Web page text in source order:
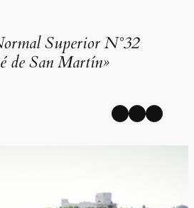
Superior N°32
de San Martín»
Facebook